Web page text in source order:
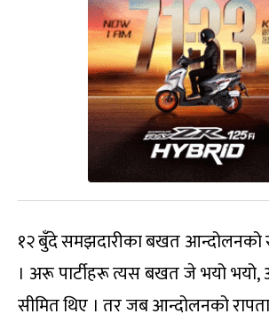
१२ बुँदे समझदारीका बखत आन्दोलनको
। अरू पार्टीहरू त्यस बखत जे भयो भयो,
सीमित थिए । तर जब आन्दोलनको